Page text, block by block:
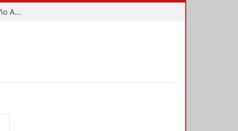
Especialidad en Diseño Ambiental